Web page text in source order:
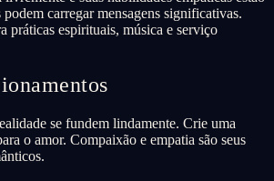
carregar mensagens significativas.
práticas espirituais, música e serviço
se fundem lindamente. Crie uma
o amor. Compaixão e empatia são seus